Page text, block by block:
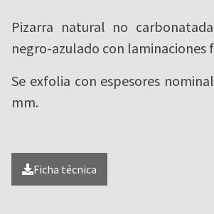
Pizarra natural no
negro-azulado con laminaciones
Se exfolia con espesores
mm.
Ficha técnica